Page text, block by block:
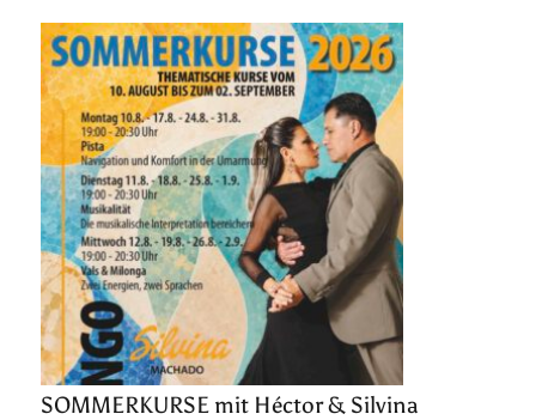
SOMMERKURSE mit Héctor & Silvina